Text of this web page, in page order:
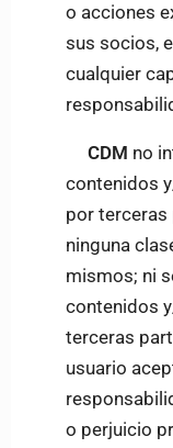
o acciones
sus socios,
cualquier
CDM no
contenidos
por terceras
ninguna
mismos; ni
contenidos
terceras
usuario
o perjuicio